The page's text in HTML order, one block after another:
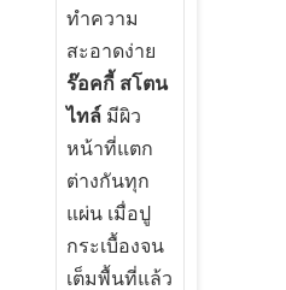
ทำความ
สะอาดง่าย
ร๊อคกี้ สโตน
ไทล์ มีผิว
หน้าที่แตก
ต่างกันทุก
แผ่น เมื่อปู
กระเบื้องจน
เต็มพื้นที่แล้ว